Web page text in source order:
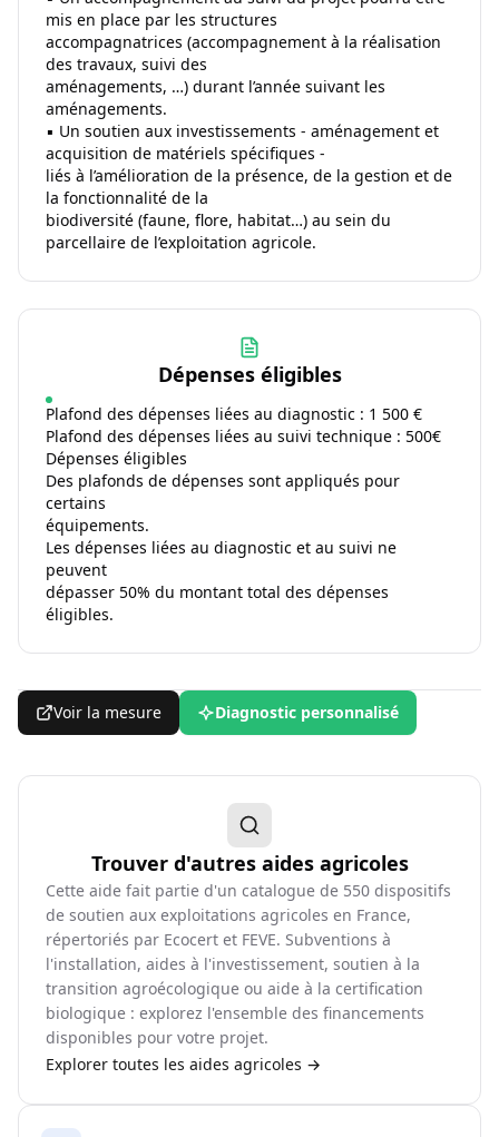
mis en place par les structures
accompagnatrices (accompagnement à la réalisation
des travaux, suivi des
aménagements, …) durant l’année suivant les
aménagements.
▪ Un soutien aux investissements - aménagement et
acquisition de matériels spécifiques -
liés à l’amélioration de la présence, de la gestion et de
la fonctionnalité de la
biodiversité (faune, flore, habitat…) au sein du
parcellaire de l’exploitation agricole.
Dépenses éligibles
Plafond des dépenses liées au diagnostic : 1 500 €
Plafond des dépenses liées au suivi technique : 500€
Dépenses éligibles
Des plafonds de dépenses sont appliqués pour
certains
équipements.
Les dépenses liées au diagnostic et au suivi ne
peuvent
dépasser 50% du montant total des dépenses
éligibles.
Voir la mesure Diagnostic personnalisé
Trouver d'autres aides agricoles
Cette aide fait partie d'un catalogue de 550 dispositifs
de soutien aux exploitations agricoles en France,
répertoriés par Ecocert et FEVE. Subventions à
l'installation, aides à l'investissement, soutien à la
transition agroécologique ou aide à la certification
biologique : explorez l'ensemble des financements
disponibles pour votre projet.
Explorer toutes les aides agricoles →